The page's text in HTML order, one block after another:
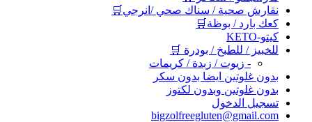
نقارش صحية / سناك صحي /انرجي🛒
كعك بارد / بوظة🛒
كيتو-KETO
للخبيز / للطبخ / بودرة 🛒
- زيوت / زبدة / كريمات
بدون غلوتين ايضا بدون سكر
بدون غلوتين وبدون لكتوز
تسجيل الدخول
bigzolfreegluten@gmail.com